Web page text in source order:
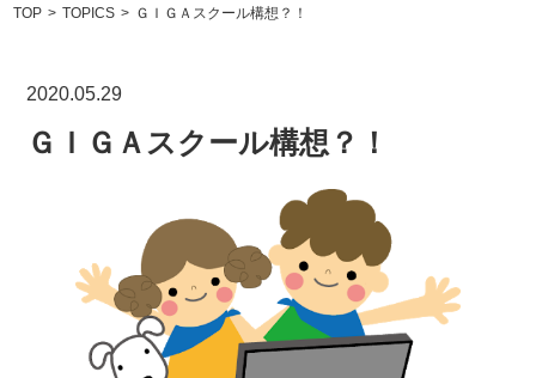
TOP TOPICS ＧＩＧＡスクール構想？！
2020.05.29
ＧＩＧＡスクール構想？！